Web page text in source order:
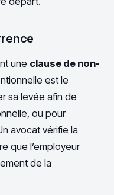
une clause de non-
est le
sa levée afin de
ou pour
avocat vérifie la
que l’employeur
de la